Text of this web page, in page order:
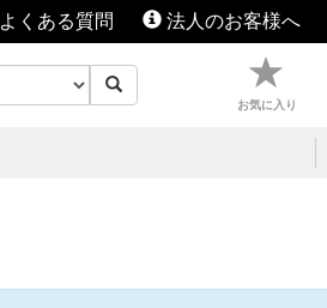
よくある質問 法人のお客様へ
お気に入り